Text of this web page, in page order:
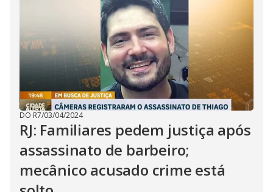
DO R7/03/04/2024
RJ: Familiares pedem justiça após
assassinato de barbeiro;
mecânico acusado crime está